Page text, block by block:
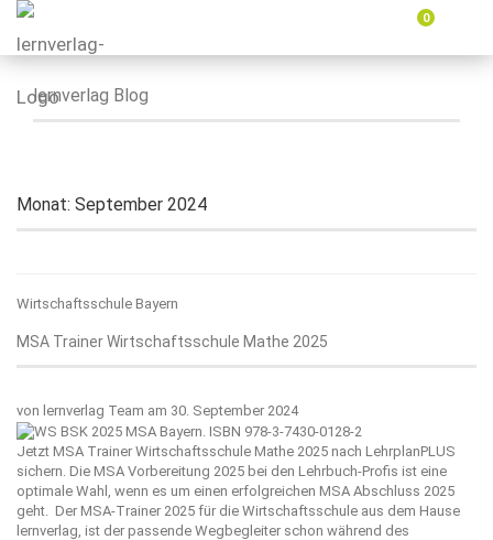
0
lernverlag Blog
Monat: September 2024
Wirtschaftsschule Bayern
MSA Trainer Wirtschaftsschule Mathe 2025
von lernverlag Team am 30. September 2024
Jetzt MSA Trainer Wirtschaftsschule Mathe 2025 nach LehrplanPLUS
sichern. Die MSA Vorbereitung 2025 bei den Lehrbuch-Profis ist eine
optimale Wahl, wenn es um einen erfolgreichen MSA Abschluss 2025
geht. Der MSA-Trainer 2025 für die Wirtschaftsschule aus dem Hause
lernverlag , ist der passende Wegbegleiter schon während des